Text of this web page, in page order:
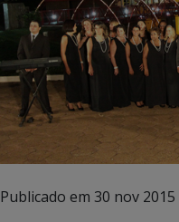
Publicado em 30 nov 2015